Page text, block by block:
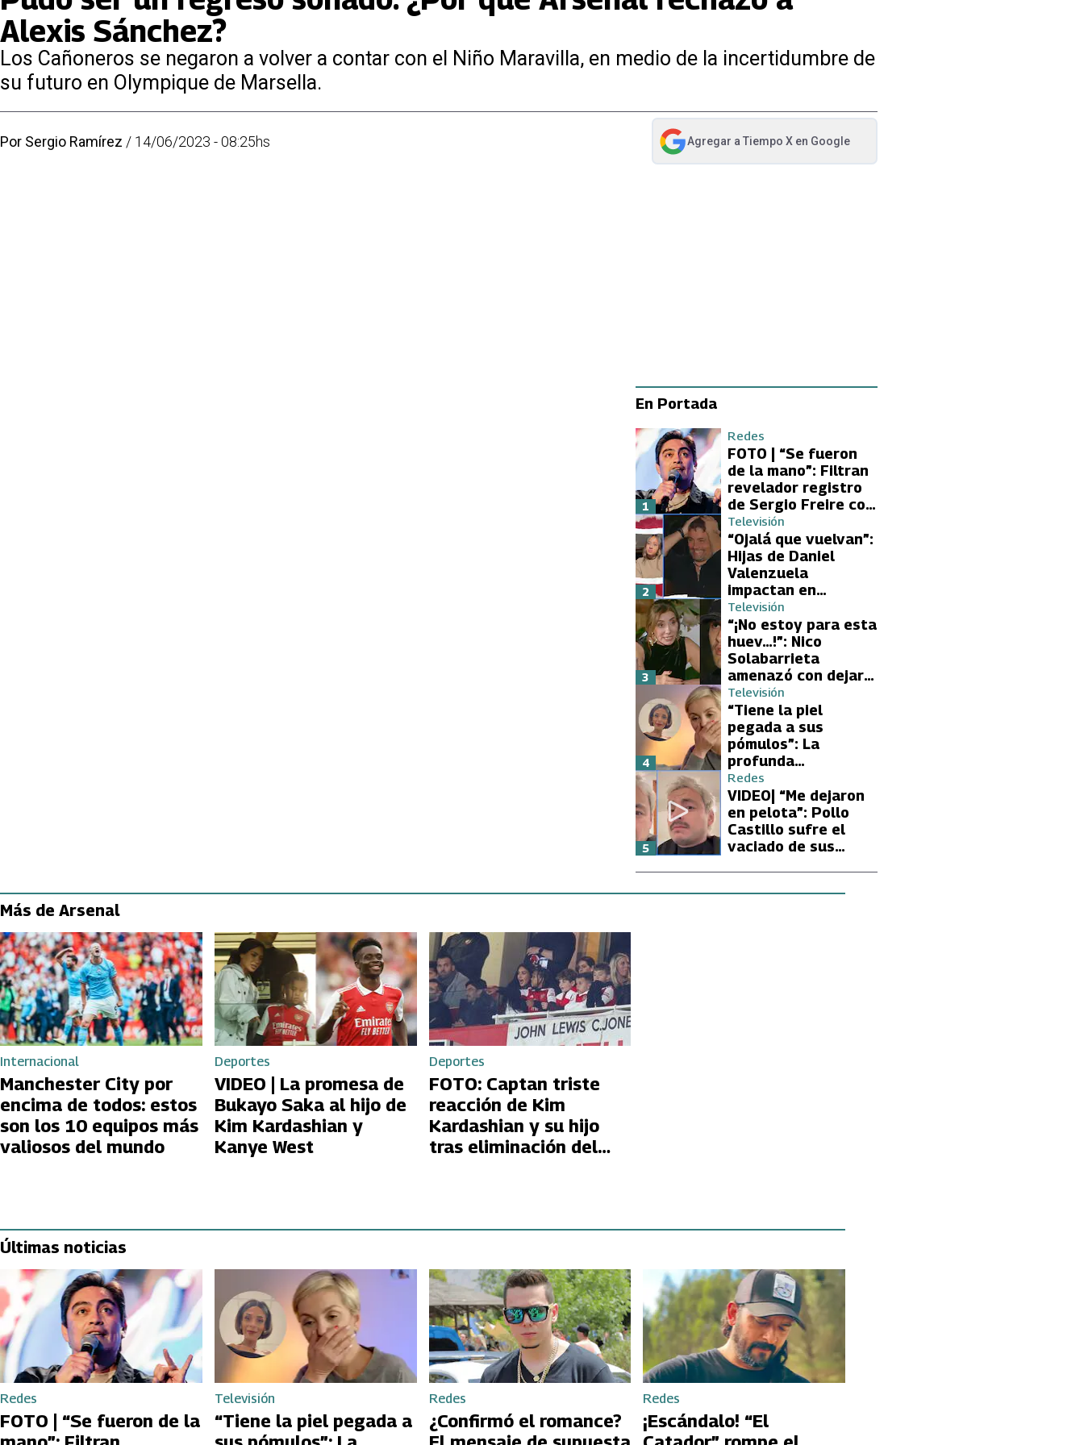
Alexis Sánchez?
Los Cañoneros se negaron a volver a contar con el Niño Maravilla, en medio de la incertidumbre de
su futuro en Olympique de Marsella.
Por Sergio Ramírez / 14/06/2023 - 08:25hs Agregar a Tiempo Xen Google
abre en nueva pestaña
En Portada
Redes
FOTO | “Se fueron
de la mano”: Filtran
revelador registro
de Sergio Freire con
supuesta nueva
conquista
1
Televisión
“Ojalá que vuelvan”:
Hijas de Daniel
Valenzuela
impactan en
Volverías con tu Ex
2 con directa
petición a su papá
sobre Yamila Reyna
2
Televisión
“¡No estoy para esta
huev…!”: Nico
Solabarrieta
amenazó con dejar
Volverías con tu Ex
tras encontrón con
Carmen Gloria
Arroyo
3
Televisión
“Tiene la piel
pegada a sus
pómulos”: La
profunda
preocupación de
Fran García-
Huidobro por la
extrema delgadez
de Kathy Orellana
4
Redes
VIDEO| “Me dejaron
en pelota”: Pollo
Castillo sufre el
vaciado de sus
5
Más de Arsenal
Internacional
Manchester City por
encima de todos: estos
son los 10 equipos más
valiosos del mundo
Deportes
VIDEO | La promesa de
Bukayo Saka al hijo de
Kim Kardashian y
Kanye West
Deportes
FOTO: Captan triste
reacción de Kim
Kardashian y su hijo
tras eliminación del
Últimas noticias
Redes
FOTO | “Se fueron de la
Televisión
“Tiene la piel pegada a
Redes
¿Confirmó el romance?
Redes
¡Escándalo! “El